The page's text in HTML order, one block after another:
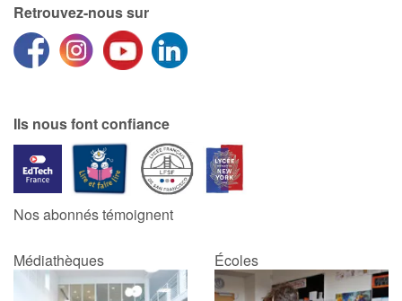
Retrouvez-nous sur
Ils nous font confiance
Nos abonnés témoignent
Médiathèques Écoles